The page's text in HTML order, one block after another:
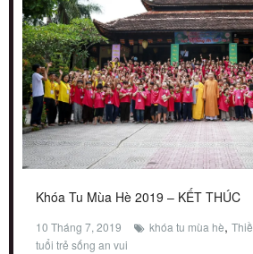
Khóa Tu Mùa Hè 2019 – KẾT THÚC
10 Tháng 7, 2019 khóa tu mùa hè,
tuổi trẻ sống an vui